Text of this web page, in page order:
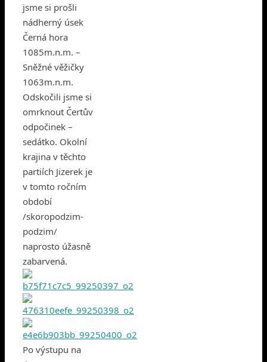
jsme si prošli
nádherný úsek
Černá hora
1085m.n.m. –
Sněžné věžičky
1063m.n.m.
Odskočili jsme si
omrknout Čertův
odpočinek –
sedátko. Okolní
krajina v těchto
partiích Jizerek je
v tomto ročním
období
/skoropodzim-
podzim/
naprosto úžasně
zabarvená.
Po výstupu na